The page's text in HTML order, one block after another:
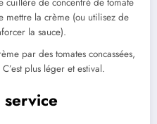
mettre la crème (ou utilisez de
la sauce).
par des tomates concassées,
plus léger et estival.